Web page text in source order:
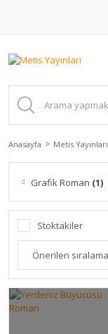
Anasayfa Metis Yayınları
Grafik Roman (1)
Stoktakiler